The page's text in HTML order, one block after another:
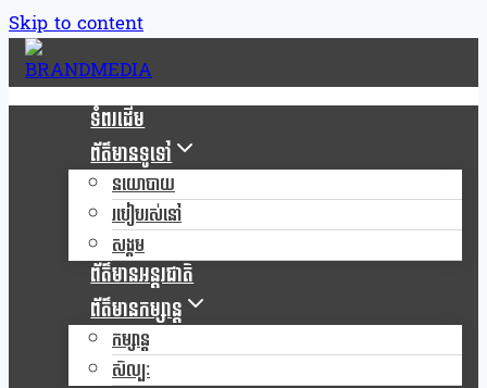
Skip to content
ទំពរដើម
ព័ត៌មានទូទៅ
នយោបាយ
របៀបរស់នៅ
សង្គម
ព័ត៌មានអន្តរជាតិ
ព័ត៌មានកម្សាន្ត
កម្សាន្ត
សិល្បៈ